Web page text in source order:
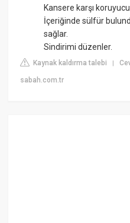
Kansere karşı
İçeriğinde sülfür
sağlar.
Sindirimi düzenler.
Kaynak kaldırma talebi |
sabah.com.tr